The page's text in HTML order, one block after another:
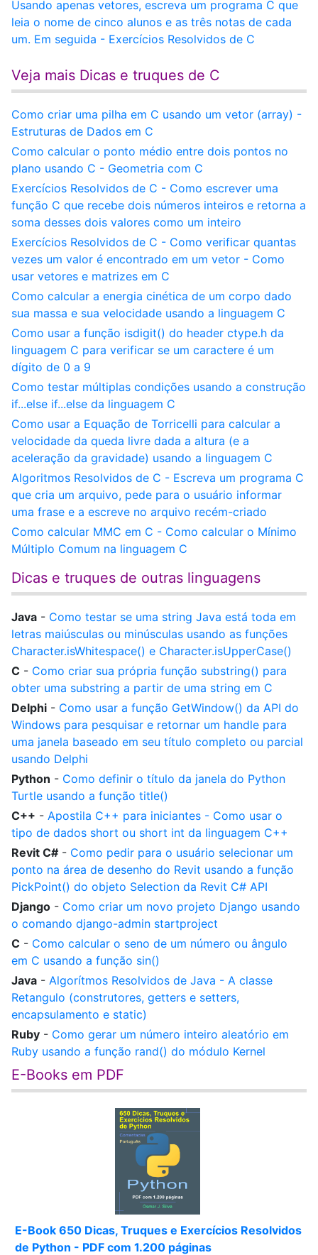
Usando apenas vetores, escreva um programa C que
leia o nome de cinco alunos e as três notas de cada
um. Em seguida - Exercícios Resolvidos de C
Veja mais Dicas e truques de C
Como criar uma pilha em C usando um vetor (array) -
Estruturas de Dados em C
Como calcular o ponto médio entre dois pontos no
plano usando C - Geometria com C
Exercícios Resolvidos de C - Como escrever uma
função C que recebe dois números inteiros e retorna a
soma desses dois valores como um inteiro
Exercícios Resolvidos de C - Como verificar quantas
vezes um valor é encontrado em um vetor - Como
usar vetores e matrizes em C
Como calcular a energia cinética de um corpo dado
sua massa e sua velocidade usando a linguagem C
Como usar a função isdigit() do header ctype.h da
linguagem C para verificar se um caractere é um
dígito de 0 a 9
Como testar múltiplas condições usando a construção
if...else if...else da linguagem C
Como usar a Equação de Torricelli para calcular a
velocidade da queda livre dada a altura (e a
aceleração da gravidade) usando a linguagem C
Algoritmos Resolvidos de C - Escreva um programa C
que cria um arquivo, pede para o usuário informar
uma frase e a escreve no arquivo recém-criado
Como calcular MMC em C - Como calcular o Mínimo
Múltiplo Comum na linguagem C
Dicas e truques de outras linguagens
Java - Como testar se uma string Java está toda em
letras maiúsculas ou minúsculas usando as funções
Character.isWhitespace() e Character.isUpperCase()
C - Como criar sua própria função substring() para
obter uma substring a partir de uma string em C
Delphi - Como usar a função GetWindow() da API do
Windows para pesquisar e retornar um handle para
uma janela baseado em seu título completo ou parcial
usando Delphi
Python - Como definir o título da janela do Python
Turtle usando a função title()
C++ - Apostila C++ para iniciantes - Como usar o
tipo de dados short ou short int da linguagem C++
Revit C# - Como pedir para o usuário selecionar um
ponto na área de desenho do Revit usando a função
PickPoint() do objeto Selection da Revit C# API
Django - Como criar um novo projeto Django usando
o comando django-admin startproject
C - Como calcular o seno de um número ou ângulo
em C usando a função sin()
Java - Algorítmos Resolvidos de Java - A classe
Retangulo (construtores, getters e setters,
encapsulamento e static)
Ruby - Como gerar um número inteiro aleatório em
Ruby usando a função rand() do módulo Kernel
E-Books em PDF
E-Book 650 Dicas, Truques e Exercícios Resolvidos
de Python - PDF com 1.200 páginas